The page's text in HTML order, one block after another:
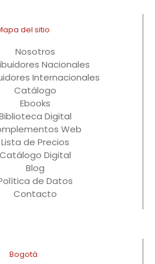
del sitio
Nosotros
Nacionales
Internacionales
Catálogo
Ebooks
Digital
Web
Lista de Precios
Catálogo Digital
Blog
de Datos
Contacto
Bogotá